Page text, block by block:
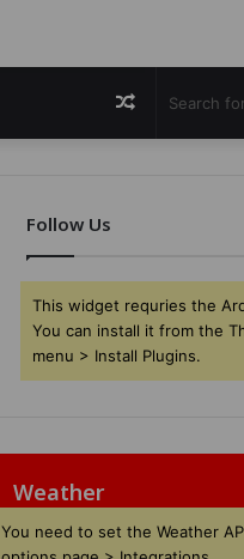
Random
Follow Us
This widget requries the
You can install it from the
menu > Install Plugins.
Weather
You need to set the Weather